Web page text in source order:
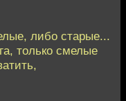
либо старые...
только смелые